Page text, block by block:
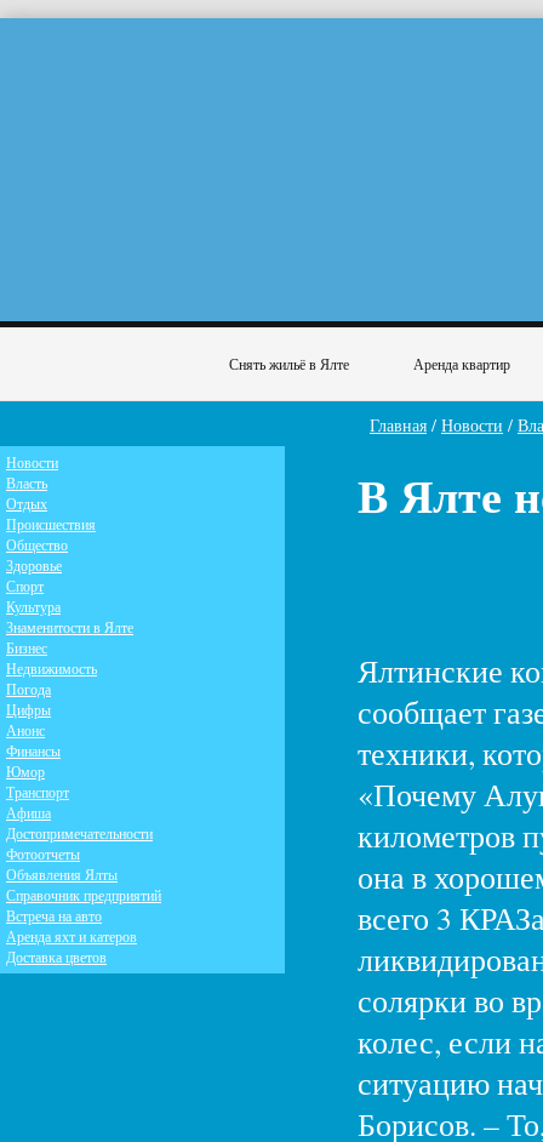
Снять жильё в Ялте Аренда квартир
Главная / Новости /
В Ялте
Ялтинские
сообщает
техники,
«Почему
километров
она в
всего 3
солярки во
колес, если
ситуацию
Борисов. –
Новости
Власть
Отдых
Происшествия
Общество
Здоровье
Спорт
Культура
Знаменитости в Ялте
Бизнес
Недвижимость
Погода
Цифры
Анонс
Финансы
Юмор
Транспорт
Афиша
Достопримечательности
Фотоотчеты
Объявления Ялты
Справочник предприятий
Встреча на авто
Аренда яхт и катеров
Доставка цветов